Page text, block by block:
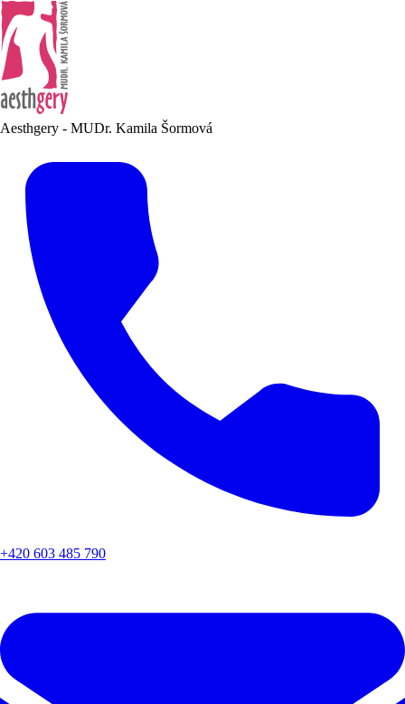
Aesthgery - MUDr. Kamila Šormová
+420 603 485 790